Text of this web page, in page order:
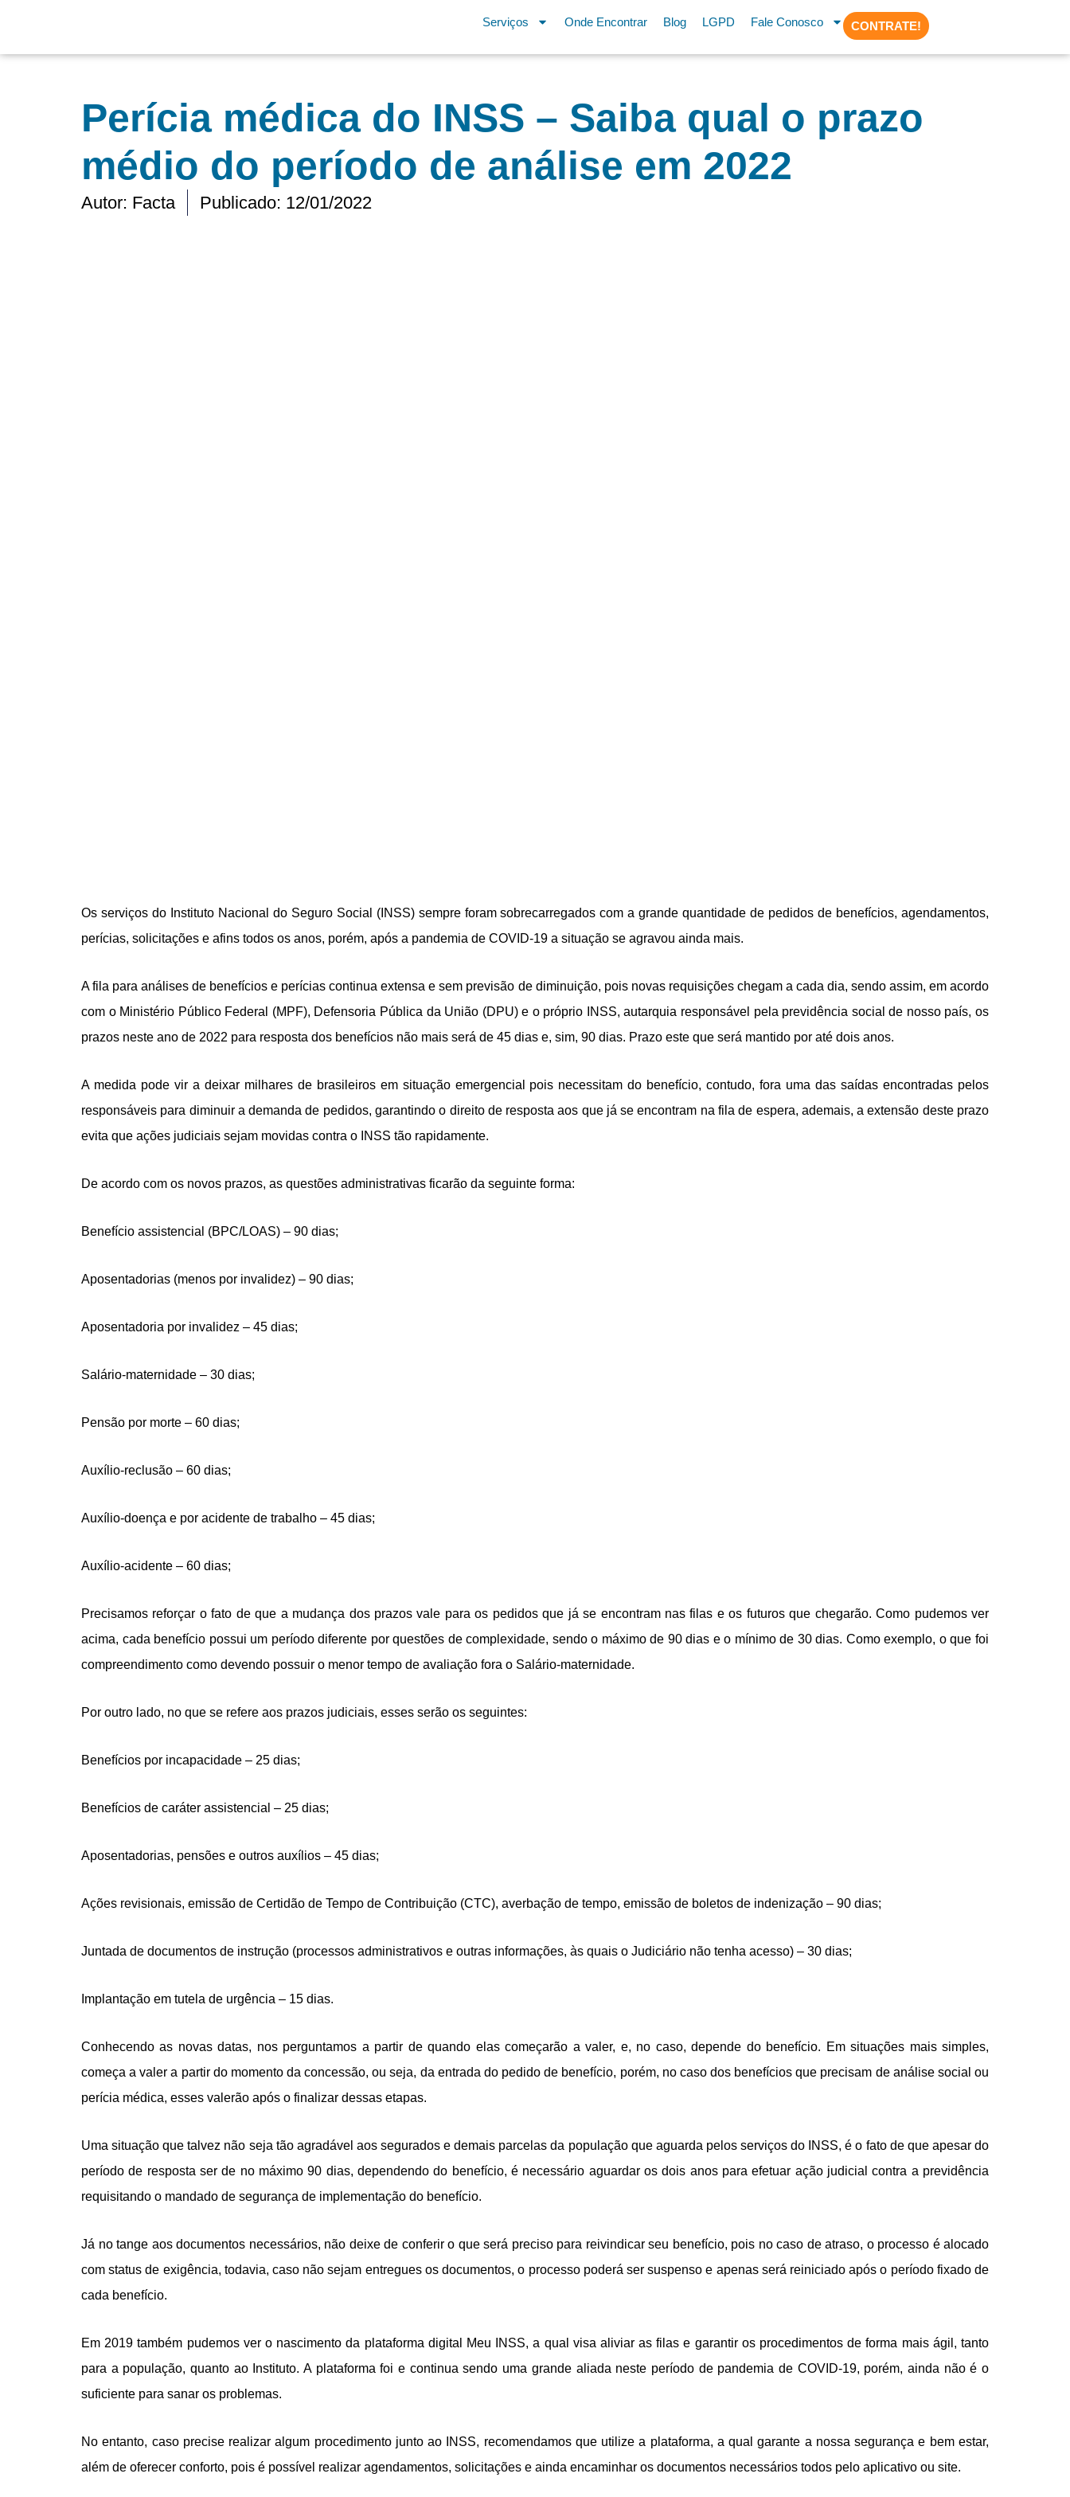
Serviços Onde Encontrar Blog LGPD Fale Conosco CONTRATE!
Perícia médica do INSS – Saiba qual o prazo
médio do período de análise em 2022
Autor: Facta Publicado: 12/01/2022
Os serviços do Instituto Nacional do Seguro Social (INSS) sempre foram sobrecarregados com a grande quantidade de pedidos de benefícios, agendamentos,
perícias, solicitações e afins todos os anos, porém, após a pandemia de COVID-19 a situação se agravou ainda mais.
A fila para análises de benefícios e perícias continua extensa e sem previsão de diminuição, pois novas requisições chegam a cada dia, sendo assim, em acordo
com o Ministério Público Federal (MPF), Defensoria Pública da União (DPU) e o próprio INSS, autarquia responsável pela previdência social de nosso país, os
prazos neste ano de 2022 para resposta dos benefícios não mais será de 45 dias e, sim, 90 dias. Prazo este que será mantido por até dois anos.
A medida pode vir a deixar milhares de brasileiros em situação emergencial pois necessitam do benefício, contudo, fora uma das saídas encontradas pelos
responsáveis para diminuir a demanda de pedidos, garantindo o direito de resposta aos que já se encontram na fila de espera, ademais, a extensão deste prazo
evita que ações judiciais sejam movidas contra o INSS tão rapidamente.
De acordo com os novos prazos, as questões administrativas ficarão da seguinte forma:
Benefício assistencial (BPC/LOAS) – 90 dias;
Aposentadorias (menos por invalidez) – 90 dias;
Aposentadoria por invalidez – 45 dias;
Salário-maternidade – 30 dias;
Pensão por morte – 60 dias;
Auxílio-reclusão – 60 dias;
Auxílio-doença e por acidente de trabalho – 45 dias;
Auxílio-acidente – 60 dias;
Precisamos reforçar o fato de que a mudança dos prazos vale para os pedidos que já se encontram nas filas e os futuros que chegarão. Como pudemos ver
acima, cada benefício possui um período diferente por questões de complexidade, sendo o máximo de 90 dias e o mínimo de 30 dias. Como exemplo, o que foi
compreendimento como devendo possuir o menor tempo de avaliação fora o Salário-maternidade.
Por outro lado, no que se refere aos prazos judiciais, esses serão os seguintes:
Benefícios por incapacidade – 25 dias;
Benefícios de caráter assistencial – 25 dias;
Aposentadorias, pensões e outros auxílios – 45 dias;
Ações revisionais, emissão de Certidão de Tempo de Contribuição (CTC), averbação de tempo, emissão de boletos de indenização – 90 dias;
Juntada de documentos de instrução (processos administrativos e outras informações, às quais o Judiciário não tenha acesso) – 30 dias;
Implantação em tutela de urgência – 15 dias.
Conhecendo as novas datas, nos perguntamos a partir de quando elas começarão a valer, e, no caso, depende do benefício. Em situações mais simples,
começa a valer a partir do momento da concessão, ou seja, da entrada do pedido de benefício, porém, no caso dos benefícios que precisam de análise social ou
perícia médica, esses valerão após o finalizar dessas etapas.
Uma situação que talvez não seja tão agradável aos segurados e demais parcelas da população que aguarda pelos serviços do INSS, é o fato de que apesar do
período de resposta ser de no máximo 90 dias, dependendo do benefício, é necessário aguardar os dois anos para efetuar ação judicial contra a previdência
requisitando o mandado de segurança de implementação do benefício.
Já no tange aos documentos necessários, não deixe de conferir o que será preciso para reivindicar seu benefício, pois no caso de atraso, o processo é alocado
com status de exigência, todavia, caso não sejam entregues os documentos, o processo poderá ser suspenso e apenas será reiniciado após o período fixado de
cada benefício.
Em 2019 também pudemos ver o nascimento da plataforma digital Meu INSS, a qual visa aliviar as filas e garantir os procedimentos de forma mais ágil, tanto
para a população, quanto ao Instituto. A plataforma foi e continua sendo uma grande aliada neste período de pandemia de COVID-19, porém, ainda não é o
suficiente para sanar os problemas.
No entanto, caso precise realizar algum procedimento junto ao INSS, recomendamos que utilize a plataforma, a qual garante a nossa segurança e bem estar,
além de oferecer conforto, pois é possível realizar agendamentos, solicitações e ainda encaminhar os documentos necessários todos pelo aplicativo ou site.